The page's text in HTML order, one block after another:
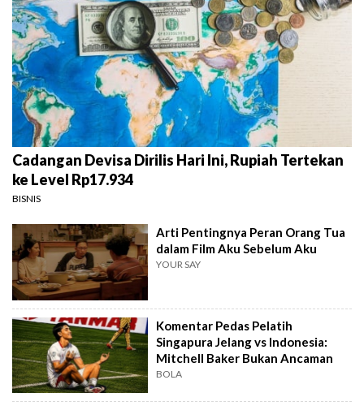
Cadangan Devisa Dirilis Hari Ini, Rupiah Tertekan
ke Level Rp17.934
BISNIS
Arti Pentingnya Peran Orang Tua
dalam Film Aku Sebelum Aku
YOUR SAY
Komentar Pedas Pelatih
Singapura Jelang vs Indonesia:
Mitchell Baker Bukan Ancaman
BOLA